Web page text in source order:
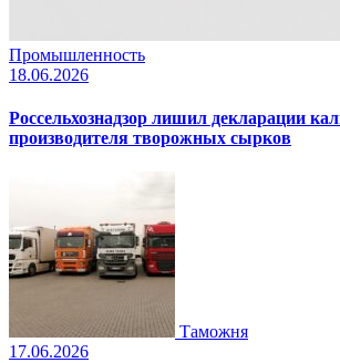
Промышленность
18.06.2026
Россельхознадзор лишил декларации
производителя творожных сырков
Таможня
17.06.2026